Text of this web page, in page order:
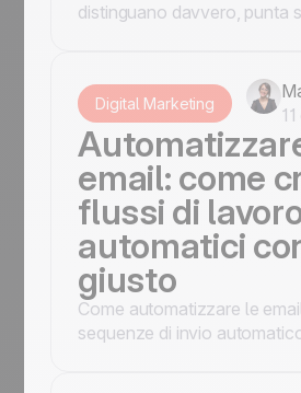
distinguano davvero, punta
Digital Marketing
email: come
flussi di
automatici
giusto
Come automatizzare le
sequenze di invio